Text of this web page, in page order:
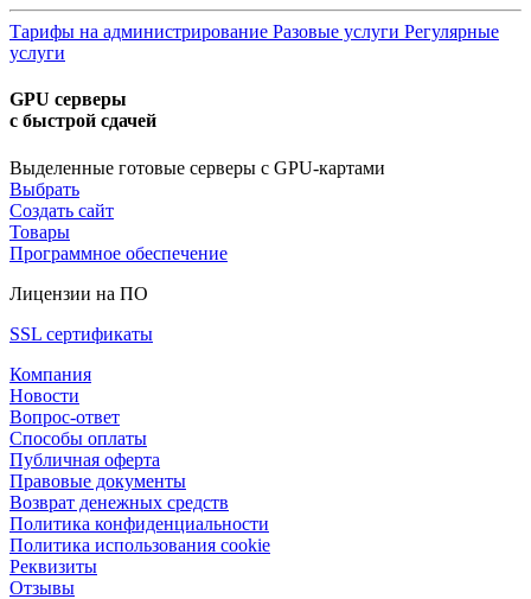
Тарифы на администрирование Разовые услуги Регулярные
услуги
GPU серверы
с быстрой сдачей
Выделенные готовые серверы с GPU-картами
Выбрать
Создать сайт
Товары
Программное обеспечение
Лицензии на ПО
SSL сертификаты
Компания
Новости
Вопрос-ответ
Способы оплаты
Публичная оферта
Правовые документы
Возврат денежных средств
Политика конфиденциальности
Политика использования cookie
Реквизиты
Отзывы